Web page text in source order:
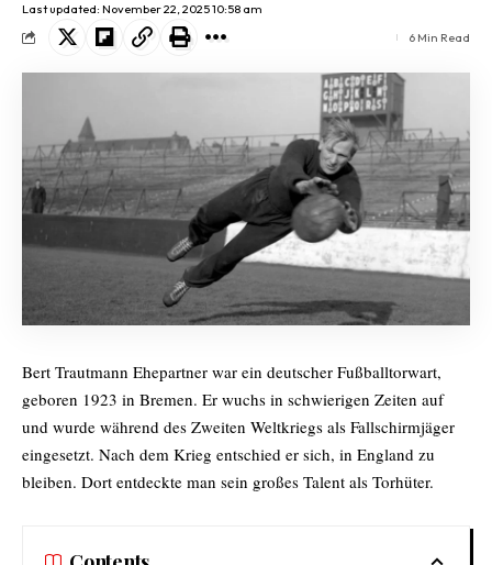
Last updated: November 22, 2025 10:58 am
6 Min Read
Bert Trautmann Ehepartner war ein deutscher Fußballtorwart,
geboren 1923 in Bremen. Er wuchs in schwierigen Zeiten auf
und wurde während des Zweiten Weltkriegs als Fallschirmjäger
eingesetzt. Nach dem Krieg entschied er sich, in England zu
bleiben. Dort entdeckte man sein großes Talent als Torhüter.